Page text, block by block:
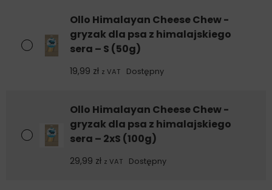
popiół surowy: 5,3%,
węglowodany: 3%,
laktoza 0,5%,
włókno surowe: poniżej 0,1%
Ollo Himalayan Cheese Chew -
gryzak dla psa z himalajskiego
sera – S (50g)
19,99 zł z VAT Dostępny
Ollo Himalayan Cheese Chew -
gryzak dla psa z himalajskiego
sera – 2xS (100g)
29,99 zł z VAT Dostępny